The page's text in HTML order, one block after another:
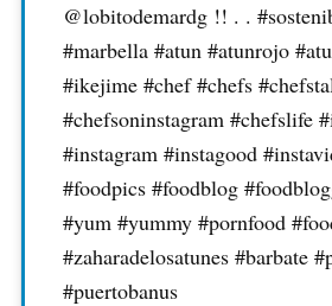
@lobitodemardg !! . .
#marbella #atun #atunrojo
#ikejime #chef #chefs
#chefsoninstagram #chefslife
#instagram #instagood
#foodpics #foodblog
#yum #yummy #pornfood
#zaharadelosatunes #barbate
#puertobanus